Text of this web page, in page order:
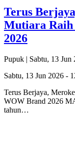
Terus
Mutiara Raih
2026
Pupuk | Sabtu, 13
Sabtu, 13 Jun 2026 -
Terus Berjaya,
WOW Brand 2026
tahun…